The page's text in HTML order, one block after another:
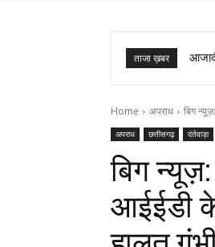
ताजा ख़बर
Home अपराध बिग
अपराध छत्तीसगढ़ दंतेवाड़ा
बिग
आईईडी